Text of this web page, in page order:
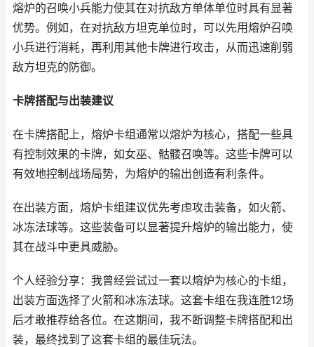
熔炉的召唤小兵能力使其在对抗敌方单体单位时具有显著
优势。例如，在对抗敌方坦克单位时，可以先用熔炉召唤
小兵进行消耗，再利用其他卡牌进行攻击，从而迅速削弱
敌方坦克的防御。
卡牌搭配与出装建议
在卡牌搭配上，熔炉卡组通常以熔炉为核心，搭配一些具
有控制效果的卡牌，如女巫、骷髅召唤等。这些卡牌可以
有效地控制战场局势，为熔炉的输出创造有利条件。
在出装方面，熔炉卡组建议优先考虑攻击装备，如火箭、
冰冻法球等。这些装备可以显著提升熔炉的输出能力，使
其在战斗中更具威胁。
个人经验分享：我曾经尝试过一套以熔炉为核心的卡组，
出装方面选择了火箭和冰冻法球。这套卡组在我连胜12场
后才敢推荐给各位。在这期间，我不断调整卡牌搭配和出
装，最终找到了这套卡组的最佳玩法。